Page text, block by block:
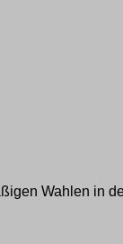
Wahlen in